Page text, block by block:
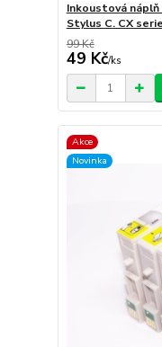
Inkoustová náplň
Stylus C. CX serie
99 Kč
49 Kč/ks
Akce
Novinka